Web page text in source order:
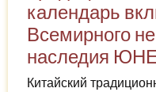
календарь
Всемирного
наследия
Китайский